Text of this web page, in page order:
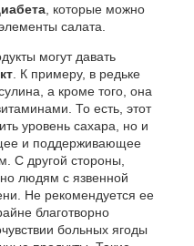
, которые можно
салата.
могут давать
. К примеру, в редьке
а кроме того, она
То есть, этот
уровень сахара, но и
и поддерживающее
С другой стороны,
людям с язвенной
Не рекомендуется ее
благотворно
больных ягоды